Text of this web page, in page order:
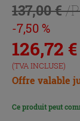
137,00 €/
-7,50 %
126,72 €
(TVA INCLUSE)
Offre valable
Ce produit peut